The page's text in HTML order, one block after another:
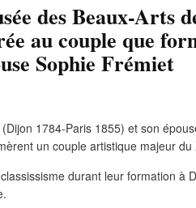
des Beaux-Arts
au couple que
Sophie Frémiet
1784-Paris 1855) et son
un couple artistique majeur du
durant leur formation à